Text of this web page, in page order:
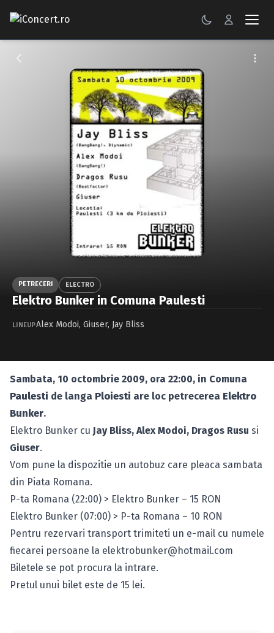
CONCERTE
Caută în site...
PETRECERI ELECTRO
Elektro Bunker in Comuna Paulesti
LINEUPAlex Modoi, Giuser, Jay Bliss
Sambata, 10 octombrie 2009, ora 22:00, in Comuna
Paulesti de langa Ploiesti are loc petrecerea Elektro
Bunker.
Elektro Bunker cu Jay Bliss, Alex Modoi, Dragos Rusu si
Giuser.
Vom pune la dispozitie un autobuz care pleaca sambata
din Piata Romana.
P-ta Romana (22:00) > Elektro Bunker – 15 RON
Elektro Bunker (07:00) > P-ta Romana – 10 RON
Pentru rezervari transport trimiteti un e-mail cu numele
fiecarei persoane la elektrobunker@hotmail.com
Biletele se pot procura la intrare.
Pretul unui bilet este de 15 lei.